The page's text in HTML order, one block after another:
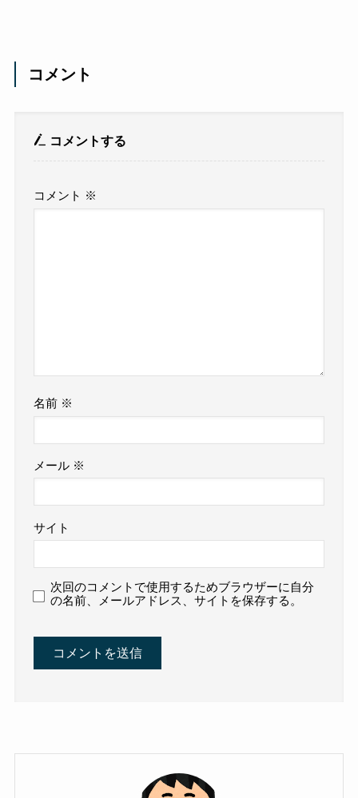
コメント
コメントする
コメント ※
名前 ※
メール ※
サイト
次回のコメントで使用するためブラウザーに自分
の名前、メールアドレス、サイトを保存する。